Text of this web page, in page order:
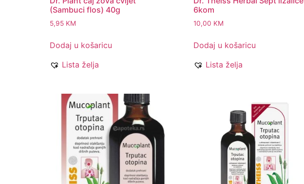
(Sambuci flos) 40g
5,95 KM
Dodaj u košaricu
Lista želja
6kom
10,00 KM
Dodaj u košaricu
Lista želja